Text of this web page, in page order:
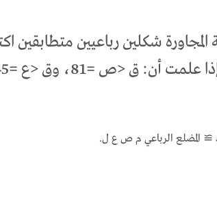
شكلين رباعيين متطابقين
د ≅ المضلع الرباعي م ص ع ل.